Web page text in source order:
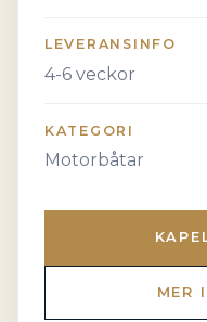
LEVERANSINFO
4-6 veckor
KATEGORI
Motorbåtar
MER